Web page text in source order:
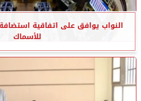
النواب يوافق على اتفاقية
للأسماك